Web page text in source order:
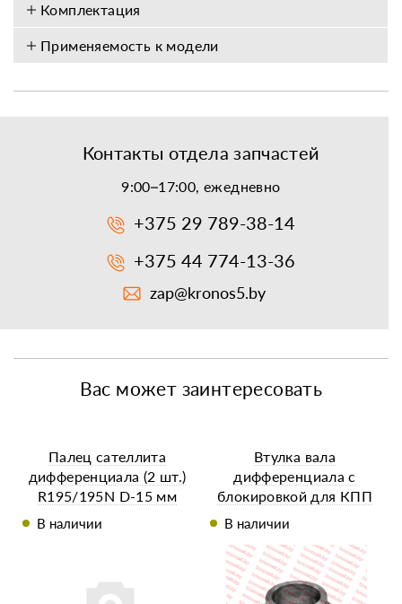
Комплектация
Применяемость к модели
Контакты отдела запчастей
9:00–17:00, ежедневно
+375 29 789-38-14
+375 44 774-13-36
zap@kronos5.by
Вас может заинтересовать
Палец сателлита
дифференциала (2 шт.)
R195/195N D-15 мм
В наличии
Втулка вала
дифференциала с
блокировкой для КПП
В наличии